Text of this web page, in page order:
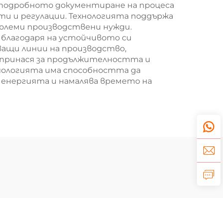
документиране на процеса
регулации. Технологията поддържа
производствени нужди.
на устойчивото си
линии на производство,
за продължителността и
има способността да
и намалява времето на